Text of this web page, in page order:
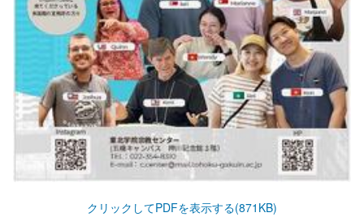
クリックしてPDFを表示する(871KB)